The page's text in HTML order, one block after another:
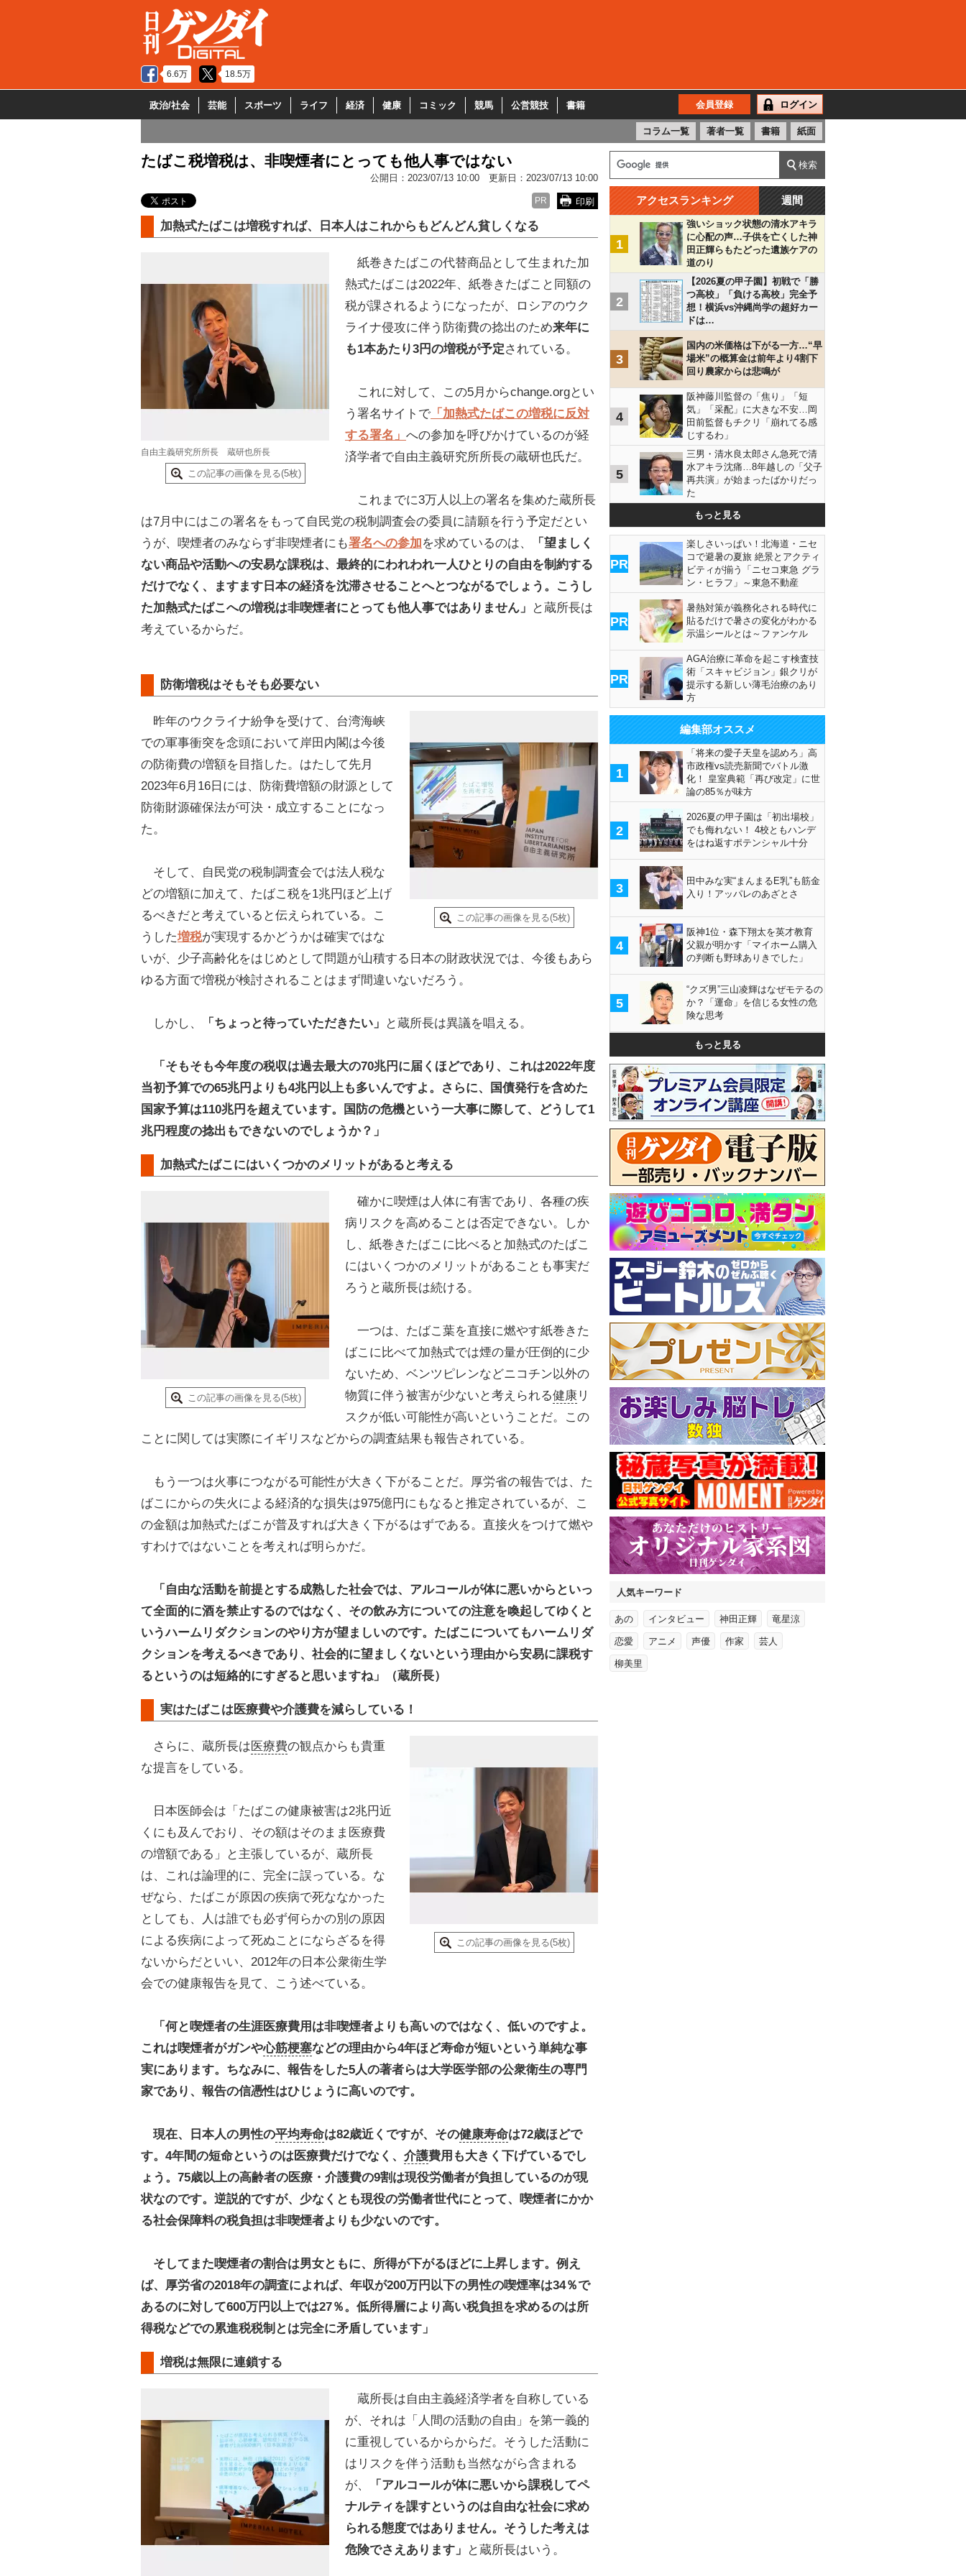
6.6万 18.5万
政治/社会 芸能 スポーツ ライフ 経済 健康 コミック 競馬 公営競技 書籍 会員登録 ログイン
コラム一覧 著者一覧 書籍 紙面
たばこ税増税は、非喫煙者にとっても他人事ではない
公開日： 2023/07/13 10:00 更新日： 2023/07/13 10:00
印刷
PR
加熱式たばこは増税すれば、日本人はこれからもどんどん貧しくなる
自由主義研究所所長 蔵研也所長
この記事の画像を見る(5枚)
紙巻きたばこの代替商品として生まれた加
熱式たばこは2022年、紙巻きたばこと同額の
税が課されるようになったが、ロシアのウク
ライナ侵攻に伴う防衛費の捻出のため来年に
も1本あたり3円の増税が予定されている。
これに対して、この5月からchange.orgとい
う署名サイトで 「加熱式たばこの増税に反対
する署名」 への参加を呼びかけているのが経
済学者で自由主義研究所所長の蔵研也氏だ。
これまでに3万人以上の署名を集めた蔵所長
は7月中にはこの署名をもって自民党の税制調査会の委員に請願を行う予定だとい
うが、喫煙者のみならず非喫煙者にも署名への参加を求めているのは、
「望ましく
ない商品や活動への安易な課税は、最終的にわれわれ一人ひとりの自由を制約する
だけでなく、ますます日本の経済を沈滞させることへとつながるでしょう。こうし
た加熱式たばこへの増税は非喫煙者にとっても他人事ではありません」
と蔵所長は
考えているからだ。
防衛増税はそもそも必要ない
この記事の画像を見る(5枚)
昨年のウクライナ紛争を受けて、台湾海峡
での軍事衝突を念頭において岸田内閣は今後
の防衛費の増額を目指した。はたして先月
2023年6月16日には、防衛費増額の財源として
防衛財源確保法が可決・成立することになっ
た。
そして、自民党の税制調査会では法人税な
どの増額に加えて、たばこ税を1兆円ほど上げ
るべきだと考えていると伝えられている。こ
うした増税が実現するかどうかは確実ではな
いが、少子高齢化をはじめとして問題が山積する日本の財政状況では、今後もあら
ゆる方面で増税が検討されることはまず間違いないだろう。
しかし、 「ちょっと待っていただきたい」 と蔵所長は異議を唱える。
「そもそも今年度の税収は過去最大の70兆円に届くほどであり、これは2022年度
当初予算での65兆円よりも4兆円以上も多いんですよ。さらに、国債発行を含めた
国家予算は110兆円を超えています。国防の危機という一大事に際して、どうして1
兆円程度の捻出もできないのでしょうか？」
加熱式たばこにはいくつかのメリットがあると考える
この記事の画像を見る(5枚)
確かに喫煙は人体に有害であり、各種の疾
病リスクを高めることは否定できない。しか
し、紙巻きたばこに比べると加熱式のたばこ
にはいくつかのメリットがあることも事実だ
ろうと蔵所長は続ける。
一つは、たばこ葉を直接に燃やす紙巻きた
ばこに比べて加熱式では煙の量が圧倒的に少
ないため、ベンツピレンなどニコチン以外の
物質に伴う被害が少ないと考えられる健康 リ
スクが低い可能性が高いということだ。この
ことに関しては実際にイギリスなどからの調査結果も報告されている。
もう一つは火事につながる可能性が大きく下がることだ。厚労省の報告では、た
ばこにからの失火による経済的な損失は975億円にもなると推定されているが、こ
の金額は加熱式たばこが普及すれば大きく下がるはずである。直接火をつけて燃や
すわけではないことを考えれば明らかだ。
「自由な活動を前提とする成熟した社会では、アルコールが体に悪いからといっ
て全面的に酒を禁止するのではなく、その飲み方についての注意を喚起してゆくと
いうハームリダクションのやり方が望ましいのです。たばこについてもハームリダ
クションを考えるべきであり、社会的に望ましくないという理由から安易に課税す
るというのは短絡的にすぎると思いますね」（蔵所長）
実はたばこは医療費や介護費を減らしている！
この記事の画像を見る(5枚)
さらに、蔵所長は医療費の観点からも貴重
な提言をしている。
日本医師会は「たばこの健康被害は2兆円近
くにも及んでおり、その額はそのまま医療費
の増額である」と主張しているが、蔵所長
は、これは論理的に、完全に誤っている。な
ぜなら、たばこが原因の疾病で死ななかった
としても、人は誰でも必ず何らかの別の原因
による疾病によって死ぬことにならざるを得
ないからだといい、2012年の日本公衆衛生学
会での健康報告を見て、こう述べている。
「何と喫煙者の生涯医療費用は非喫煙者よりも高いのではなく、低いのですよ。
これは喫煙者がガンや心筋梗塞などの理由から4年ほど寿命が短いという単純な事
実にあります。ちなみに、報告をした5人の著者らは大学医学部の公衆衛生の専門
家であり、報告の信憑性はひじょうに高いのです。
現在、日本人の男性の平均寿命は82歳近くですが、その健康寿命は72歳ほどで
す。4年間の短命というのは医療費だけでなく、 介護費用も大きく下げているでし
ょう。75歳以上の高齢者の医療・介護費の9割は現役労働者が負担しているのが現
状なのです。逆説的ですが、少なくとも現役の労働者世代にとって、喫煙者にかか
る社会保障料の税負担は非喫煙者よりも少ないのです。
そしてまた喫煙者の割合は男女ともに、所得が下がるほどに上昇します。例え
ば、厚労省の2018年の調査によれば、年収が200万円以下の男性の喫煙率は34％で
あるのに対して600万円以上では27％。低所得層により高い税負担を求めるのは所
得税などでの累進税税制とは完全に矛盾しています」
増税は無限に連鎖する
蔵所長は自由主義経済学者を自称している
が、それは「人間の活動の自由」を第一義的
に重視しているからからだ。そうした活動に
はリスクを伴う活動も当然ながら含まれる
が、
「アルコールが体に悪いから課税してペ
ナルティを課すというのは自由な社会に求め
られる態度ではありません。そうした考えは
危険でさえあります」
と蔵所長はいう。
アクセスランキング 週間
1
強いショック状態の清水アキラ
に心配の声…子供を亡くした神
田正輝らもたどった遺族ケアの
道のり
2
【2026夏の甲子園】初戦で「勝
つ高校」「負ける高校」完全予
想！横浜vs沖縄尚学の超好カー
ドは…
3
国内の米価格は下がる一方…“早
場米”の概算金は前年より4割下
回り農家からは悲鳴が
4
阪神藤川監督の「焦り」「短
気」「采配」に大きな不安…岡
田前監督もチクリ「崩れてる感
じするわ」
5
三男・清水良太郎さん急死で清
水アキラ沈痛…8年越しの「父子
再共演」が始まったばかりだっ
た
もっと見る
PR
楽しさいっぱい！北海道・ニセ
コで避暑の夏旅 絶景とアクティ
ビティが揃う「ニセコ東急 グラ
ン・ヒラフ」～東急不動産
PR
暑熱対策が義務化される時代に
貼るだけで暑さの変化がわかる
示温シールとは～ファンケル
PR
AGA治療に革命を起こす検査技
術「スキャビジョン」銀クリが
提示する新しい薄毛治療のあり
方
編集部オススメ
1
「将来の愛子天皇を認めろ」高
市政権vs読売新聞でバトル激
化！ 皇室典範「再び改定」に世
論の85％が味方
2
2026夏の甲子園は「初出場校」
でも侮れない！ 4校ともハンデ
をはね返すポテンシャル十分
3
田中みな実“まんまるE乳”も筋金
入り！アッパレのあざとさ
4
阪神1位・森下翔太を英才教育
父親が明かす「マイホーム購入
の判断も野球ありきでした」
5
“クズ男”三山凌輝はなぜモテるの
か？「運命」を信じる女性の危
険な思考
もっと見る
人気キーワード
あの インタビュー 神田正輝 竜星涼
恋愛 アニメ 声優 作家 芸人
柳美里